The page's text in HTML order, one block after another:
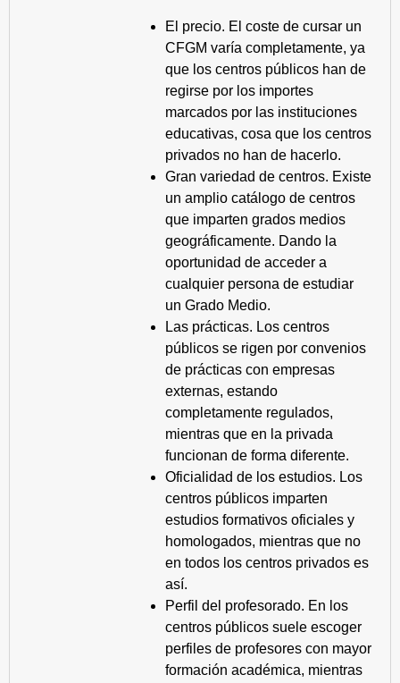
El precio. El coste de cursar un
CFGM varía completamente, ya
que los centros públicos han de
regirse por los importes
marcados por las instituciones
educativas, cosa que los centros
privados no han de hacerlo.
Gran variedad de centros. Existe
un amplio catálogo de centros
que imparten grados medios
geográficamente. Dando la
oportunidad de acceder a
cualquier persona de estudiar
un Grado Medio.
Las prácticas. Los centros
públicos se rigen por convenios
de prácticas con empresas
externas, estando
completamente regulados,
mientras que en la privada
funcionan de forma diferente.
Oficialidad de los estudios. Los
centros públicos imparten
estudios formativos oficiales y
homologados, mientras que no
en todos los centros privados es
así.
Perfil del profesorado. En los
centros públicos suele escoger
perfiles de profesores con mayor
formación académica, mientras